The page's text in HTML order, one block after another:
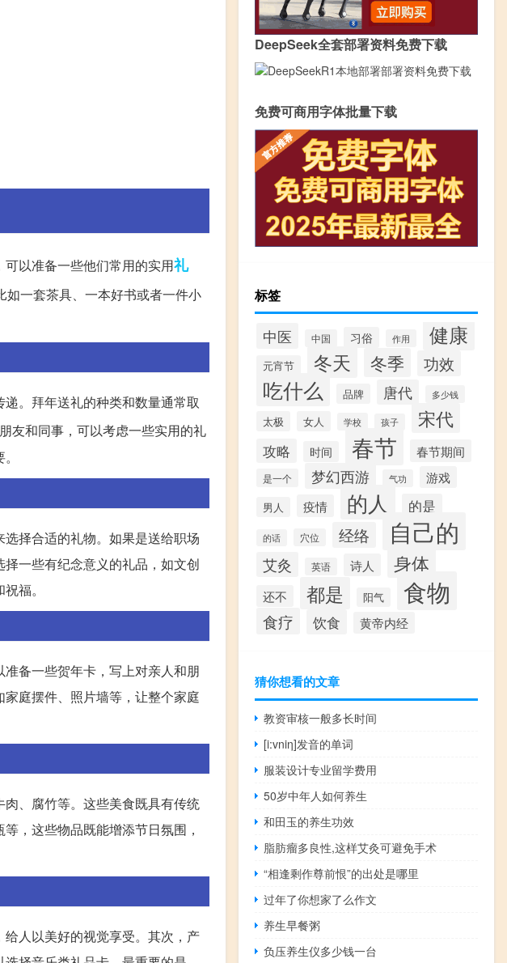
以准备一些他们常用的实用礼
如一套茶具、一本好书或者一件小
。拜年送礼的种类和数量通常取
友和同事，可以考虑一些实用的礼
择合适的礼物。如果是送给职场
一些有纪念意义的礼品，如文创
福。
备一些贺年卡，写上对亲人和朋
庭摆件、照片墙等，让整个家庭
、腐竹等。这些美食既具有传统
，这些物品既能增添节日氛围，
人以美好的视觉享受。其次，产
DeepSeek全套部署资料免费下载
免费可商用字体批量下载
标签
中医 中国 习俗 作用 健康
元宵节 冬天 冬季 功效
吃什么 品牌 唐代 多少钱
太极 女人 学校 孩子 宋代
攻略 时间 春节 春节期间
是一个 梦幻西游 气功 游戏
男人 疫情 的人 的是
的话 穴位 经络 自己的
艾灸 英语 诗人 身体
还不 都是 阳气 食物
食疗 饮食 黄帝内经
猜你想看的文章
教资审核一般多长时间
[i:vniη]发音的单词
服装设计专业留学费用
50岁中年人如何养生
和田玉的养生功效
脂肪瘤多良性,这样艾灸可避免手术
“相逢剩作尊前恨”的出处是哪里
过年了你想家了么作文
养生早餐粥
负压养生仪多少钱一台